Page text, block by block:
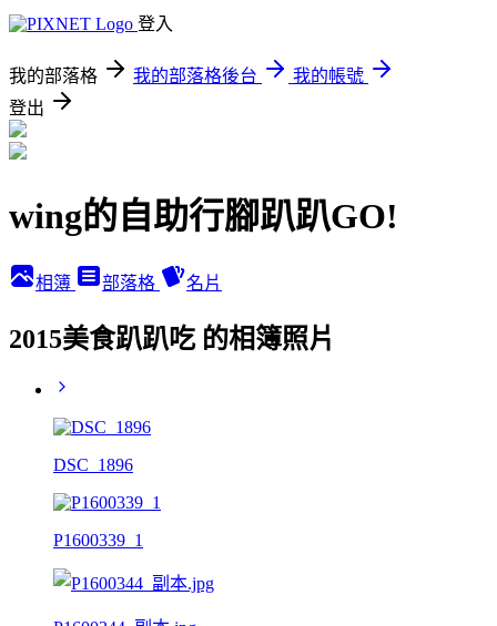
登入
我的部落格 我的部落格後台
我的帳號
登出
wing的自助行腳趴趴GO!
相簿 部落格 名片
2015美食趴趴吃 的相簿照片
DSC_1896
P1600339_1